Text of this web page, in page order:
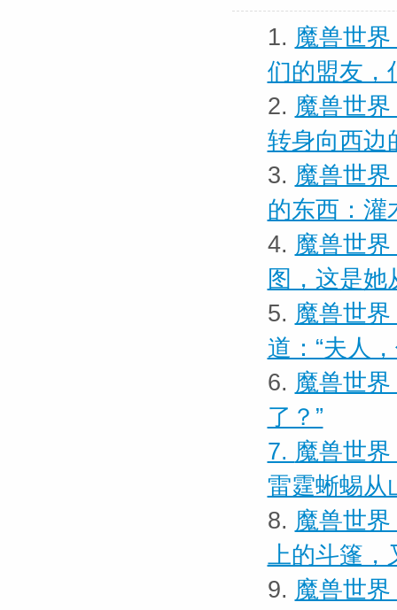
1. 魔兽世
们的盟友，
2. 魔兽世
转身向西边
3. 魔兽世
的东西：灌
4. 魔兽世
图，这是她
5. 魔兽世
道：“夫人
6. 魔兽世
了？”
7. 魔兽世
雷霆蜥蜴从
8. 魔兽世
上的斗篷，
9. 魔兽世